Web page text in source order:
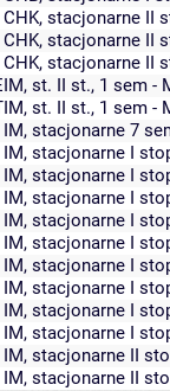
CHK, stacjonarne II
CHK, stacjonarne II
CHK, stacjonarne II
IM, st. II st., 1 sem -
IM, st. II st., 1 sem -
IM, stacjonarne 7
IM, stacjonarne I
IM, stacjonarne I
IM, stacjonarne I
IM, stacjonarne I
IM, stacjonarne I
IM, stacjonarne I
IM, stacjonarne I
IM, stacjonarne I
IM, stacjonarne I
IM, stacjonarne II
IM, stacjonarne II